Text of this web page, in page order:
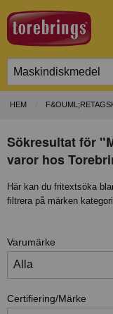
HEM
Sökresultat för
varor hos
Här kan du fritextsöka
filtrera på märken
Varumärke
Certifiering/Märke